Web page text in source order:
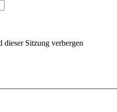
dieser Sitzung verbergen